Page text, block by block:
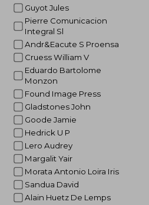
Guyot Jules
Pierre Comunicacion
Integral Sl
Andr&Eacute S Proensa
Cruess William V
Eduardo Bartolome
Monzon
Found Image Press
Gladstones John
Goode Jamie
Hedrick U P
Lero Audrey
Margalit Yair
Morata Antonio Loira Iris
Sandua David
Alain Huetz De Lemps